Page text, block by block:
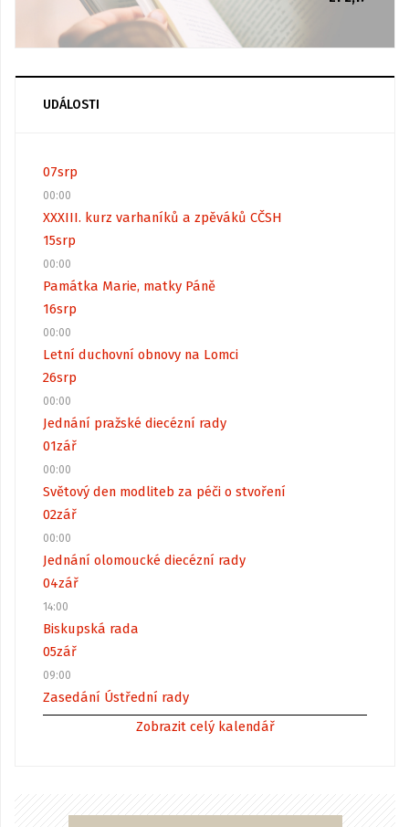
UDÁLOSTI
07srp
00:00
XXXIII. kurz varhaníků a zpěváků CČSH
15srp
00:00
Památka Marie, matky Páně
16srp
00:00
Letní duchovní obnovy na Lomci
26srp
00:00
Jednání pražské diecézní rady
01zář
00:00
Světový den modliteb za péči o stvoření
02zář
00:00
Jednání olomoucké diecézní rady
04zář
14:00
Biskupská rada
05zář
09:00
Zasedání Ústřední rady
Zobrazit celý kalendář